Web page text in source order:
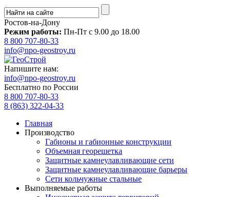
Ростов-на-Дону
Режим работы: Пн-Пт с 9.00 до 18.00
8 800 707-80-33
info@npo-geostroy.ru
Напишите нам:
info@npo-geostroy.ru
Бесплатно по России
8 800 707-80-33
8 (863) 322-04-33
Главная
Производство
Габионы и габионные конструкции
Объемная георешетка
Защитные камнеулавливающие сети
Защитные камнеулавливающие барьеры
Сети кольчужные стальные
Выполняемые работы